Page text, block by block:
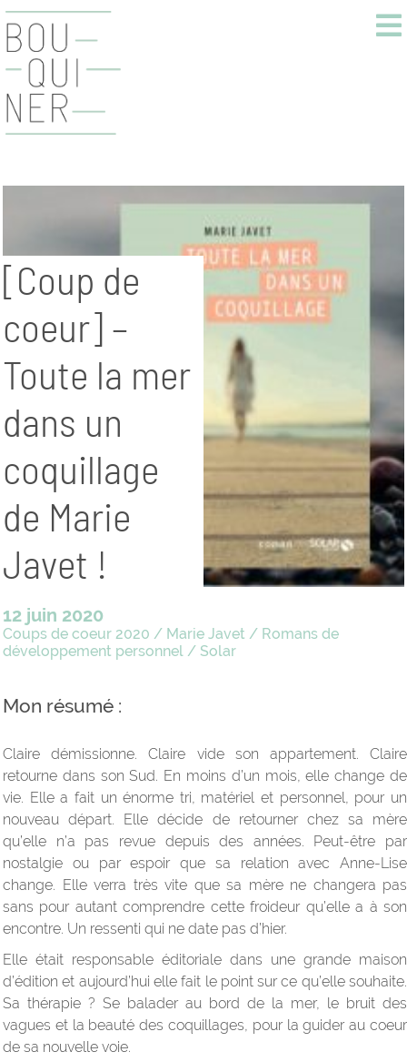
[Coup de
coeur] –
Toute la mer
dans un
coquillage
de Marie
Javet !
12 juin 2020
Coups de coeur 2020 / Marie Javet / Romans de
développement personnel / Solar
Mon résumé :
Claire démissionne. Claire vide son appartement. Claire
retourne dans son Sud. En moins d’un mois, elle change de
vie. Elle a fait un énorme tri, matériel et personnel, pour un
nouveau départ. Elle décide de retourner chez sa mère
qu’elle n’a pas revue depuis des années. Peut-être par
nostalgie ou par espoir que sa relation avec Anne-Lise
change. Elle verra très vite que sa mère ne changera pas
sans pour autant comprendre cette froideur qu’elle a à son
encontre. Un ressenti qui ne date pas d’hier.
Elle était responsable éditoriale dans une grande maison
d’édition et aujourd’hui elle fait le point sur ce qu’elle souhaite.
Sa thérapie ? Se balader au bord de la mer, le bruit des
vagues et la beauté des coquillages, pour la guider au coeur
de sa nouvelle voie.